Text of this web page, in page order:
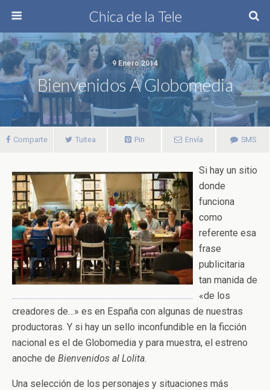
Chica de la Tele
9 Enero 2014
Bienvenidos A Globomedia
Comparte Tuitea Pin Envía SMS
Si hay un sitio
donde
funciona
como
referente esa
frase
publicitaria
tan manida de
«de los
creadores de…» es en España con algunas de nuestras
productoras. Y si hay un sello inconfundible en la ficción
nacional es el de Globomedia y para muestra, el estreno
anoche de Bienvenidos al Lolita.
Una selección de los personajes y situaciones más